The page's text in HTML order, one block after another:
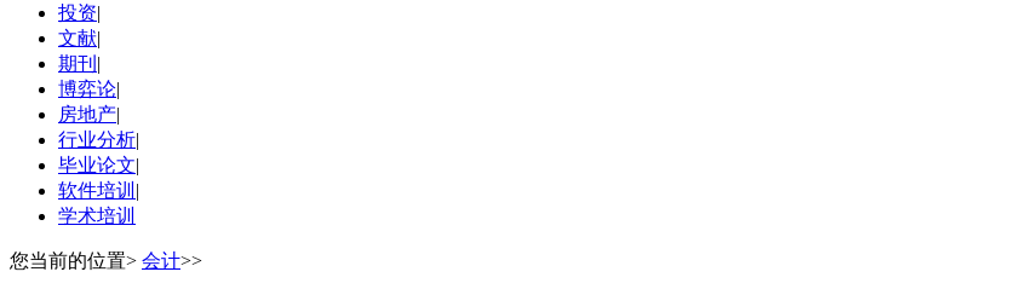
投资|
文献|
期刊 |
博弈论|
房地产|
行业分析|
毕业论文|
软件培训 |
学术培训
您当前的位置> 会计>>